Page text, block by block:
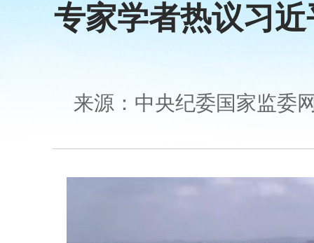
专家学者热议习
来源：中央纪委国家监